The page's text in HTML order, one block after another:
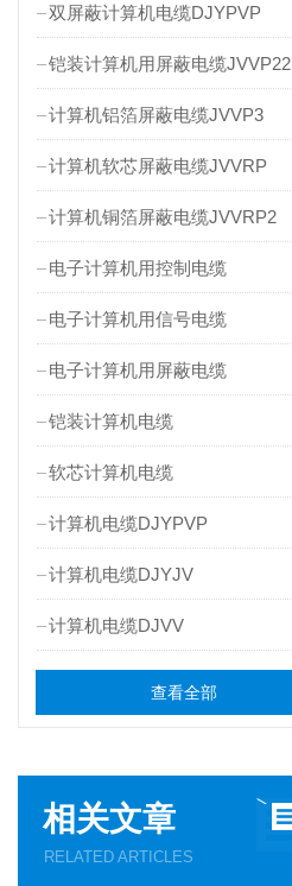
双屏蔽计算机电缆DJYPVP
铠装计算机用屏蔽电缆JVVP22
计算机铝箔屏蔽电缆JVVP3
计算机软芯屏蔽电缆JVVRP
计算机铜箔屏蔽电缆JVVRP2
电子计算机用控制电缆
电子计算机用信号电缆
电子计算机用屏蔽电缆
铠装计算机电缆
软芯计算机电缆
计算机电缆DJYPVP
计算机电缆DJYJV
计算机电缆DJVV
查看全部
相关文章
RELATED ARTICLES